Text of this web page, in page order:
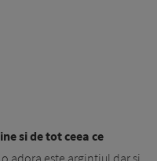
si de tot ceea ce